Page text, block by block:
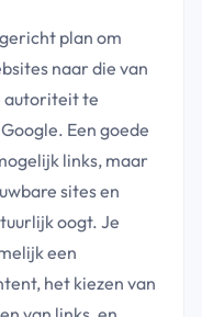
plan om
naar die van
autoriteit te
Een goede
links, maar
sites en
oogt. Je
een
het kiezen van